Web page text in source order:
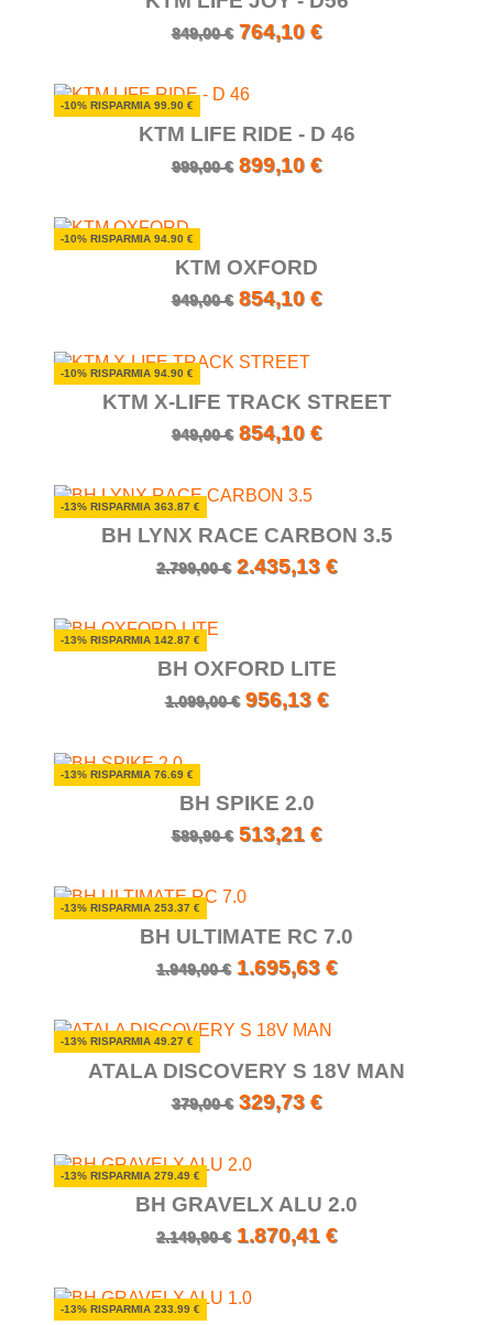
849,00 € 764,10 €
KTM LIFE RIDE - D 46
999,00 € 899,10 €
-10% RISPARMIA 99.90 €
KTM OXFORD
949,00 € 854,10 €
-10% RISPARMIA 94.90 €
KTM X-LIFE TRACK STREET
949,00 € 854,10 €
-10% RISPARMIA 94.90 €
BH LYNX RACE CARBON 3.5
2.799,00 € 2.435,13 €
-13% RISPARMIA 363.87 €
BH OXFORD LITE
1.099,00 € 956,13 €
-13% RISPARMIA 142.87 €
BH SPIKE 2.0
589,90 € 513,21 €
-13% RISPARMIA 76.69 €
BH ULTIMATE RC 7.0
1.949,00 € 1.695,63 €
-13% RISPARMIA 253.37 €
ATALA DISCOVERY S 18V MAN
379,00 € 329,73 €
-13% RISPARMIA 49.27 €
BH GRAVELX ALU 2.0
2.149,90 € 1.870,41 €
-13% RISPARMIA 279.49 €
-13% RISPARMIA 233.99 €